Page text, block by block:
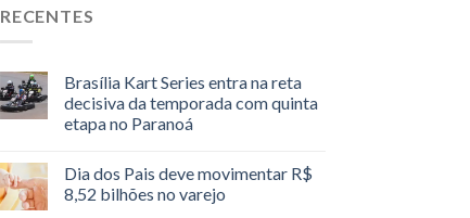
RECENTES
Brasília Kart Series entra na reta
decisiva da temporada com quinta
etapa no Paranoá
Dia dos Pais deve movimentar R$
8,52 bilhões no varejo